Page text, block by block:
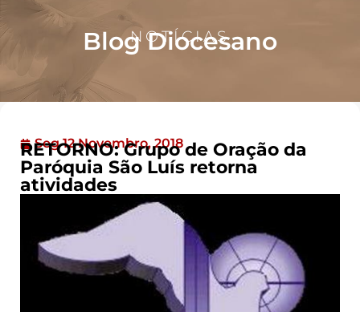
NOTÍCIAS
Blog Diocesano
Seg 12 Novembro, 2018
RETORNO: Grupo de Oração da
Paróquia São Luís retorna
atividades